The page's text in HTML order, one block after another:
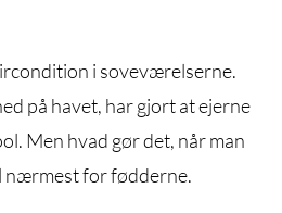
i soveværelserne.
på havet, har gjort at ejerne
Men hvad gør det, når man
nærmest for fødderne.